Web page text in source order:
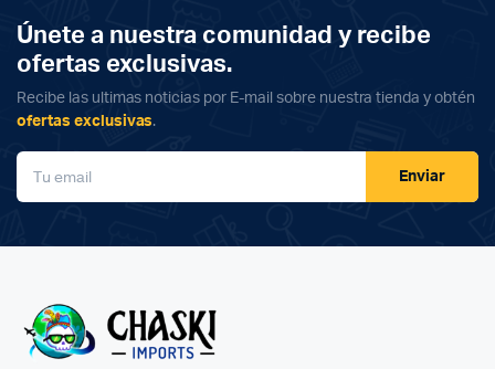
Únete a nuestra comunidad y recibe
ofertas exclusivas.
Recibe las ultimas noticias por E-mail sobre nuestra tienda y obtén
ofertas exclusivas.
Enviar